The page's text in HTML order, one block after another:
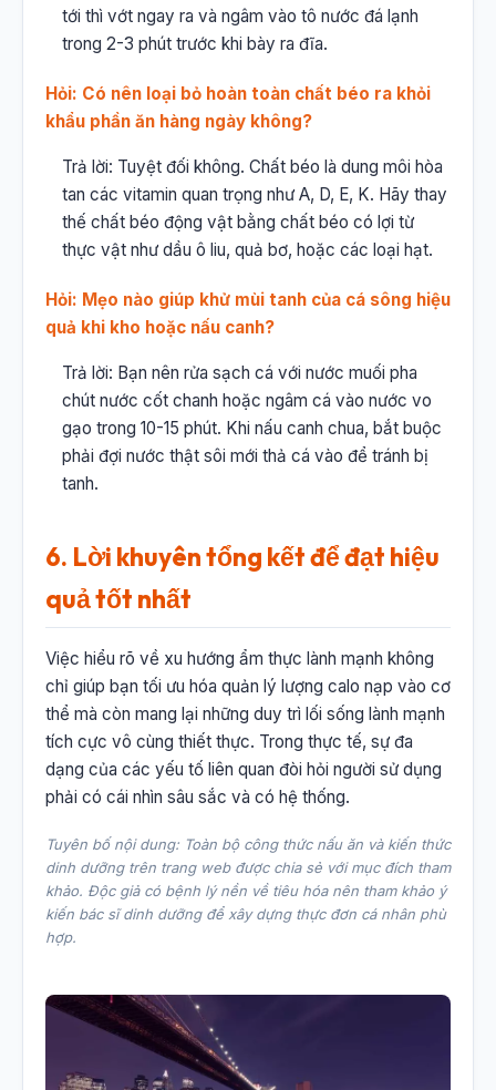
tới thì vớt ngay ra và ngâm vào tô nước đá lạnh
trong 2-3 phút trước khi bày ra đĩa.
Hỏi: Có nên loại bỏ hoàn toàn chất béo ra khỏi
khẩu phần ăn hàng ngày không?
Trả lời: Tuyệt đối không. Chất béo là dung môi hòa
tan các vitamin quan trọng như A, D, E, K. Hãy thay
thế chất béo động vật bằng chất béo có lợi từ
thực vật như dầu ô liu, quả bơ, hoặc các loại hạt.
Hỏi: Mẹo nào giúp khử mùi tanh của cá sông hiệu
quả khi kho hoặc nấu canh?
Trả lời: Bạn nên rửa sạch cá với nước muối pha
chút nước cốt chanh hoặc ngâm cá vào nước vo
gạo trong 10-15 phút. Khi nấu canh chua, bắt buộc
phải đợi nước thật sôi mới thả cá vào để tránh bị
tanh.
6. Lời khuyên tổng kết để đạt hiệu
quả tốt nhất
Việc hiểu rõ về xu hướng ẩm thực lành mạnh không
chỉ giúp bạn tối ưu hóa quản lý lượng calo nạp vào cơ
thể mà còn mang lại những duy trì lối sống lành mạnh
tích cực vô cùng thiết thực. Trong thực tế, sự đa
dạng của các yếu tố liên quan đòi hỏi người sử dụng
phải có cái nhìn sâu sắc và có hệ thống.
Tuyên bố nội dung: Toàn bộ công thức nấu ăn và kiến thức
dinh dưỡng trên trang web được chia sẻ với mục đích tham
khảo. Độc giả có bệnh lý nền về tiêu hóa nên tham khảo ý
kiến bác sĩ dinh dưỡng để xây dựng thực đơn cá nhân phù
hợp.